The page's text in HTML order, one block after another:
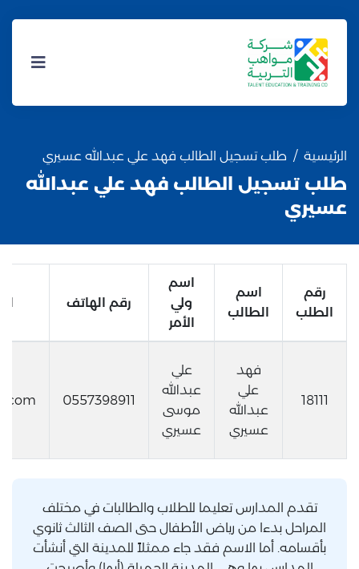
الرئيسية طلب تسجيل الطالب فهد علي عبدالله عسيري
طلب تسجيل الطالب فهد علي عبدالله
عسيري
رقم
الطلب
اسم
الطالب
اسم
ولي
الأمر
رقم الهاتف
18111
فهد
علي
عبدالله
عسيري
علي
عبدالله
موسى
عسيري
0557398911
تقدم المدارس تعليما للطلاب والطالبات في مختلف
المراحل بدءا من رياض الأطفال حتى الصف الثالث ثانوي
بأقسامه. أما الاسم فقد جاء ممثلاً للمدينة التي أنشأت